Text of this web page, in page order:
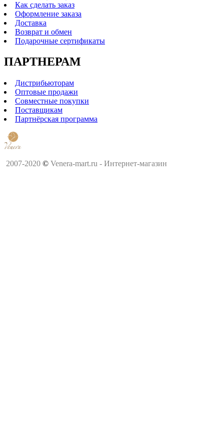
Как сделать заказ
Оформление заказа
Доставка
Возврат и обмен
Подарочные сертификаты
ПАРТНЕРАМ
Дистрибьюторам
Оптовые продажи
Совместные покупки
Поставщикам
Партнёрская программа
2007-2020 © Venera-mart.ru - Интернет-магазин